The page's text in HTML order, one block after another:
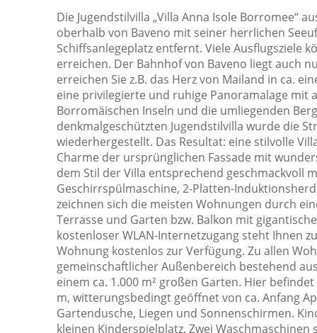
Kohlenmonoxiddetektor
Mülleimer
Parkplatz
Satelliten Fernsehen
Schlafsofa
Schränke im Zimmer
Selbstgesteuertes Heiz- / Kühlsystem
Sofa
Steckdose in der Nähe des Bettes
Terrasse
Wasserkocher
Weingläser
Die Jugendstilvilla „Villa Anna Isole Borromee“
oberhalb von Baveno mit seiner herrlichen
Schiffsanlegeplatz entfernt. Viele Ausflugsziele
erreichen. Der Bahnhof von Baveno liegt auch
erreichen Sie z.B. das Herz von Mailand in ca.
eine privilegierte und ruhige Panoramalage mit
Borromäischen Inseln und die umliegenden
denkmalgeschützten Jugendstilvilla wurde die
wiederhergestellt. Das Resultat: eine stilvolle
Charme der ursprünglichen Fassade mit
dem Stil der Villa entsprechend geschmackvoll
Geschirrspülmaschine, 2-Platten-
zeichnen sich die meisten Wohnungen durch
Terrasse und Garten bzw. Balkon mit
kostenloser WLAN-Internetzugang steht Ihnen
Wohnung kostenlos zur Verfügung. Zu allen
gemeinschaftlicher Außenbereich bestehend
einem ca. 1.000 m² großen Garten. Hier
m, witterungsbedingt geöffnet von ca. Anfang
Gartendusche, Liegen und Sonnenschirmen.
kleinen Kinderspielplatz. Zwei